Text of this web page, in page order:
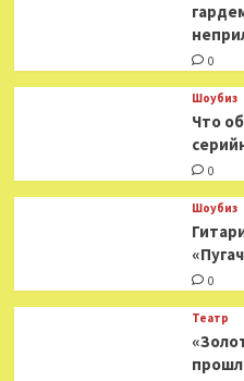
президентских
0
Шоубиз
Что
0
Шоубиз
0
Театр